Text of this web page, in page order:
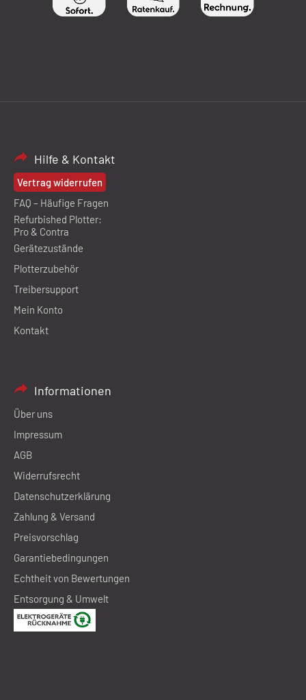
Hilfe & Kontakt
Vertrag widerrufen
FAQ – Häufige Fragen
Refurbished Plotter:
Pro & Contra
Gerätezustände
Plotterzubehör
Treibersupport
Mein Konto
Kontakt
Informationen
Über uns
Impressum
AGB
Widerrufsrecht
Datenschutzerklärung
Zahlung & Versand
Preisvorschlag
Garantiebedingungen
Echtheit von Bewertungen
Entsorgung & Umwelt